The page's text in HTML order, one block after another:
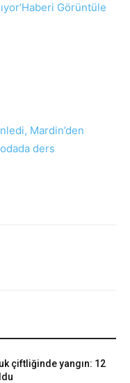
Haberi Görüntüle
Mardin’den
ders
çiftliğinde yangın: 12